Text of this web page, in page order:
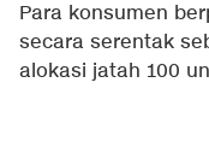
Para konsumen
secara serentak
alokasi jatah 100